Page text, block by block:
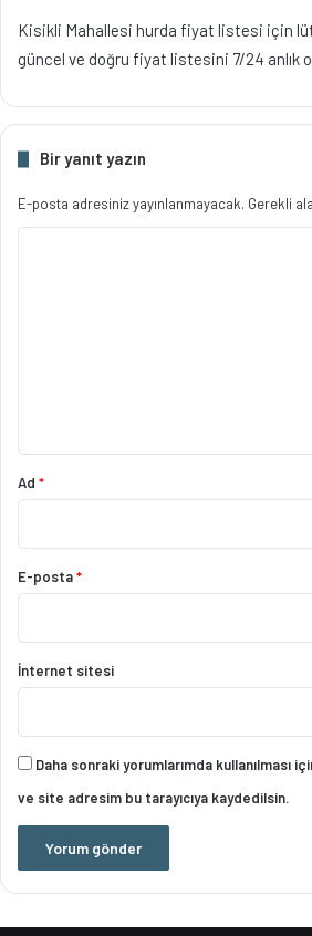
Kisikli Mahallesi hurda fiyat listesi için
güncel ve doğru fiyat listesini 7/24 anlık
Bir yanıt yazın
E-posta adresiniz yayınlanmayacak. Gerekli
Ad *
E-posta*
İnternet sitesi
Daha sonraki yorumlarımda kullanılması
ve site adresim bu tarayıcıya kaydedilsin.